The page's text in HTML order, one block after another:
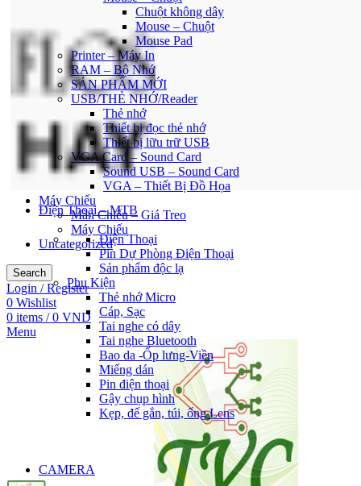
Chuột không dây
Mouse – Chuột
Mouse Pad
Printer – Máy In
RAM – Bộ Nhớ
SẢN PHẨM MỚI
USB/THẺ NHỚ/Reader
Thẻ nhớ
Thiết bị đọc thẻ nhớ
Thiết bị lữu trữ USB
VGA Card – Sound Card
Sound USB – Sound Card
VGA – Thiết Bị Đồ Họa
Máy Chiếu
Màn Chiếu – Giá Treo
Máy Chiếu
Uncategorized
Search
Login / Register
0 Wishlist
0 items / 0 VND
Menu
Điện Thoại – MTB
Điện Thoại
Pin Dự Phòng Điện Thoại
Sản phẩm độc lạ
Phụ Kiện
Thẻ nhớ Micro
Cáp, Sạc
Tai nghe có dây
Tai nghe Bluetooth
Bao da -Ốp lưng-Viền
Miếng dán
Pin điện thoại
Gậy chụp hình
Kẹp, đế gắn, túi, ống Lens
CAMERA